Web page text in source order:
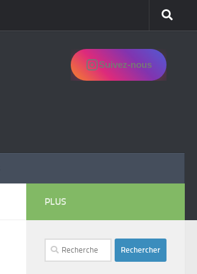
Suivez-nous
PLUS
Rechercher :